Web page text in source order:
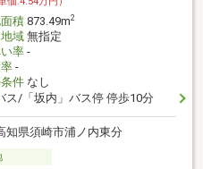
積873.49m2
域無指定
率-
-
件なし
ス/「坂内」バス停 停歩10分
知県須崎市浦ノ内東分